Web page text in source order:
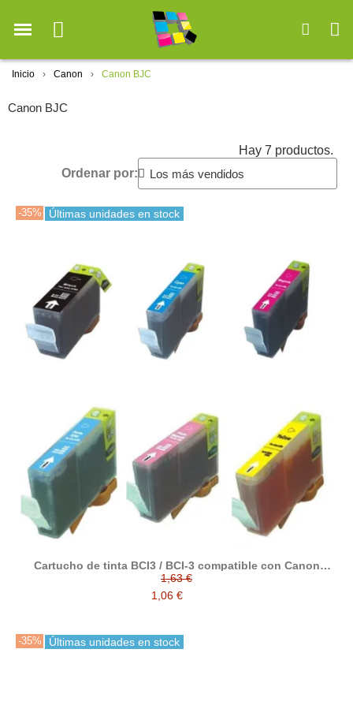
Inicio Canon Canon BJC
Canon BJC
Hay 7 productos.
Ordenar por:
-35% Últimas unidades en stock
Cartucho de tinta BCI3 / BCI-3 compatible con Canon
4485A002 / 4480A002 / 4481A002 / 4482A002 / 4483A002 /
4484A002
1,63 €
1,06 €
-35% Últimas unidades en stock